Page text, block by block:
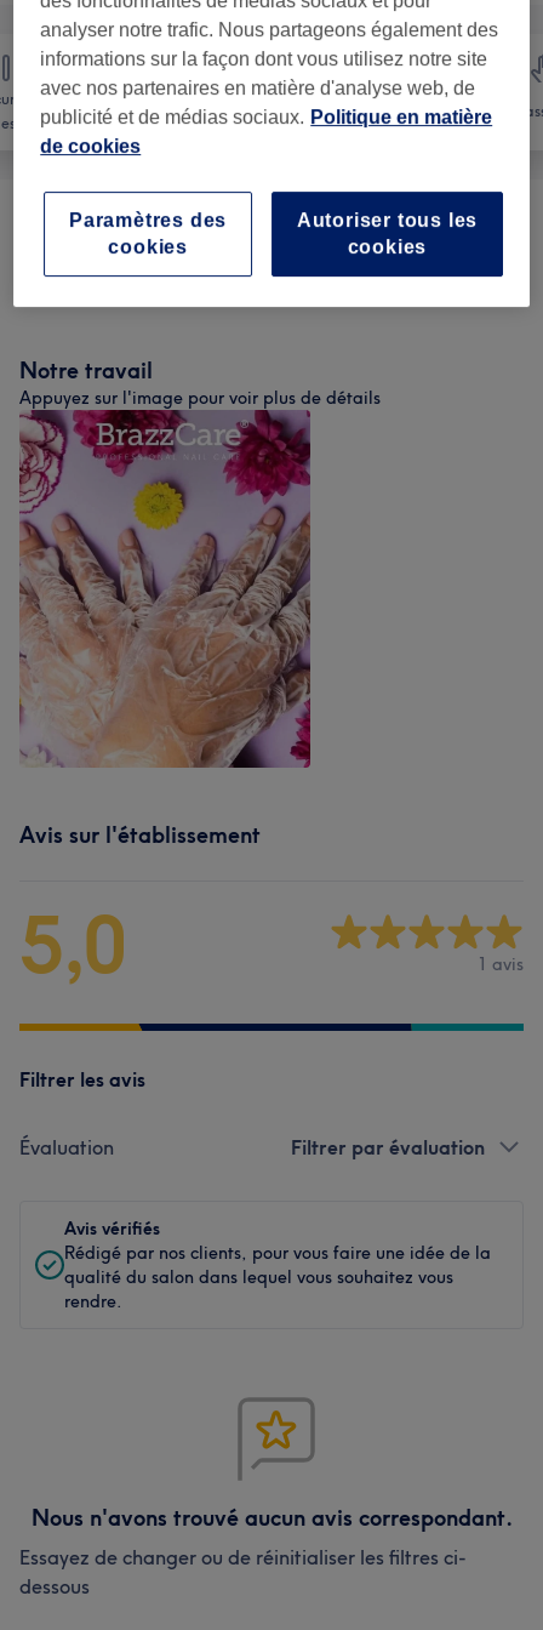
et
pieds
Épilation Visage
Femme - Épilation À La Cire 7) à partir de 8 €
Notre travail
Appuyez sur l'image pour voir plus de détails
Avis sur l'établissement
5,0 1 avis
Filtrer les avis
Évaluation Filtrer par évaluation
Avis vérifiés
Rédigé par nos clients, pour vous faire une idée de la
qualité du salon dans lequel vous souhaitez vous
rendre.
Nous n'avons trouvé aucun avis correspondant.
Essayez de changer ou de réinitialiser les filtres ci-
dessous
analyser notre trafic. Nous partageons également des
informations sur la façon dont vous utilisez notre site
avec nos partenaires en matière d'analyse web, de
publicité et de médias sociaux. Politique en matière
de cookies
Autoriser tous les
cookies
Paramètres des
cookies